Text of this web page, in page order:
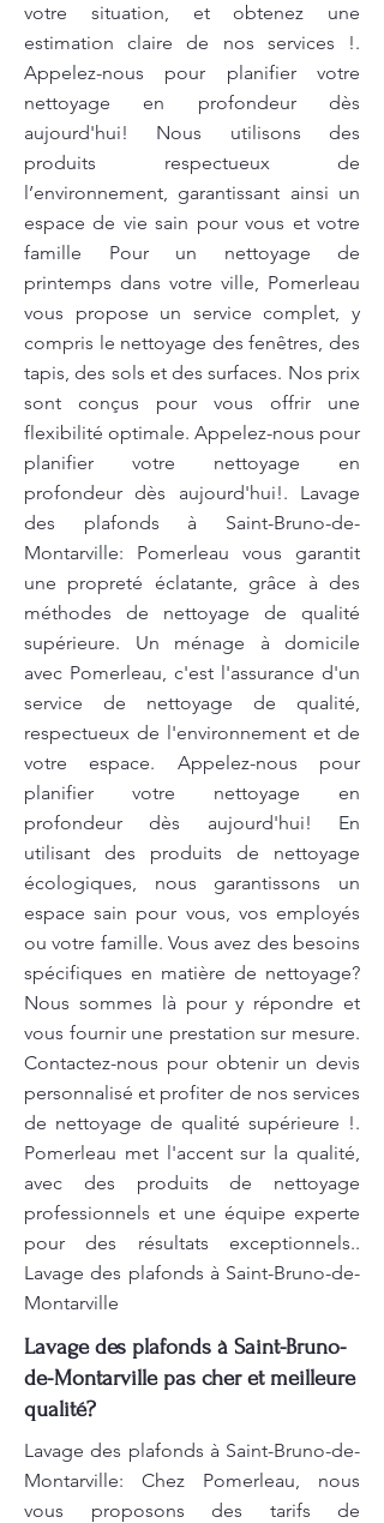
votre situation, et obtenez une
estimation claire de nos services !.
Appelez-nous pour planifier votre
nettoyage en profondeur dès
aujourd'hui! Nous utilisons des
produits respectueux de
l’environnement, garantissant ainsi un
espace de vie sain pour vous et votre
famille Pour un nettoyage de
printemps dans votre ville, Pomerleau
vous propose un service complet, y
compris le nettoyage des fenêtres, des
tapis, des sols et des surfaces. Nos prix
sont conçus pour vous offrir une
flexibilité optimale. Appelez-nous pour
planifier votre nettoyage en
profondeur dès aujourd'hui!. Lavage
des plafonds à Saint-Bruno-de-
Montarville: Pomerleau vous garantit
une propreté éclatante, grâce à des
méthodes de nettoyage de qualité
supérieure. Un ménage à domicile
avec Pomerleau, c'est l'assurance d'un
service de nettoyage de qualité,
respectueux de l'environnement et de
votre espace. Appelez-nous pour
planifier votre nettoyage en
profondeur dès aujourd'hui! En
utilisant des produits de nettoyage
écologiques, nous garantissons un
espace sain pour vous, vos employés
ou votre famille. Vous avez des besoins
spécifiques en matière de nettoyage?
Nous sommes là pour y répondre et
vous fournir une prestation sur mesure.
Contactez-nous pour obtenir un devis
personnalisé et profiter de nos services
de nettoyage de qualité supérieure !.
Pomerleau met l'accent sur la qualité,
avec des produits de nettoyage
professionnels et une équipe experte
pour des résultats exceptionnels..
Lavage des plafonds à Saint-Bruno-de-
Montarville
Lavage des plafonds à Saint-Bruno-
de-Montarville pas cher et meilleure
qualité?
Lavage des plafonds à Saint-Bruno-de-
Montarville: Chez Pomerleau, nous
vous proposons des tarifs de